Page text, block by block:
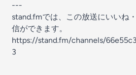
---
stand.fmでは、この放送にいいね
信ができます。
https://stand.fm/channels/
3